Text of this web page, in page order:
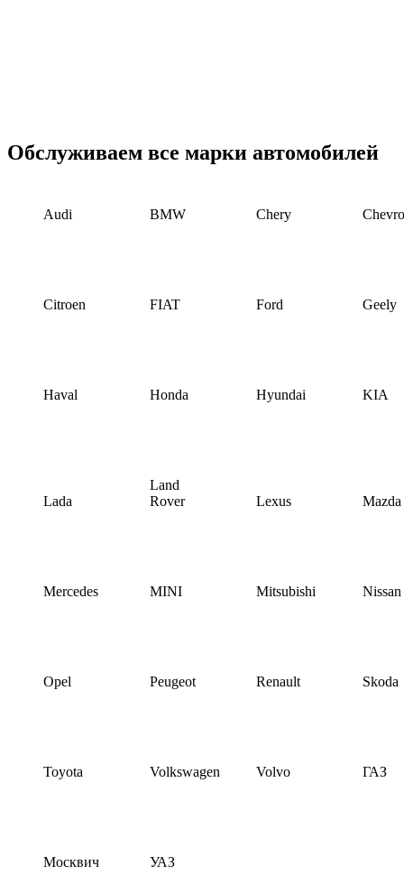
Обслуживаем все марки автомобилей
Audi BMW Chery
Citroen FIAT Ford Geely
Haval Honda Hyundai KIA
Lada
Land
Rover
Lexus Mazda
Mercedes MINI Mitsubishi Nissan
Opel Peugeot Renault Skoda
Toyota Volkswagen Volvo ГАЗ
Москвич УАЗ